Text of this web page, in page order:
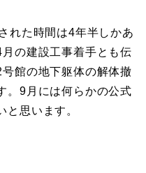
れた時間は4年半しかあ
の建設工事着手とも伝
館の地下躯体の解体撤
。9月には何らかの公式
と思います。